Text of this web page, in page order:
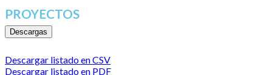
PROYECTOS
Descargas
Descargar listado en CSV
Descargar listado en PDF